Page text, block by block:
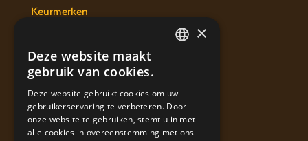
Keurmerken
Labels
FRENCH
×
Deze website maakt
gebruik van cookies.
Deze website gebruikt cookies om uw
gebruikerservaring te verbeteren. Door
onze website te gebruiken, stemt u in met
alle cookies in overeenstemming met ons